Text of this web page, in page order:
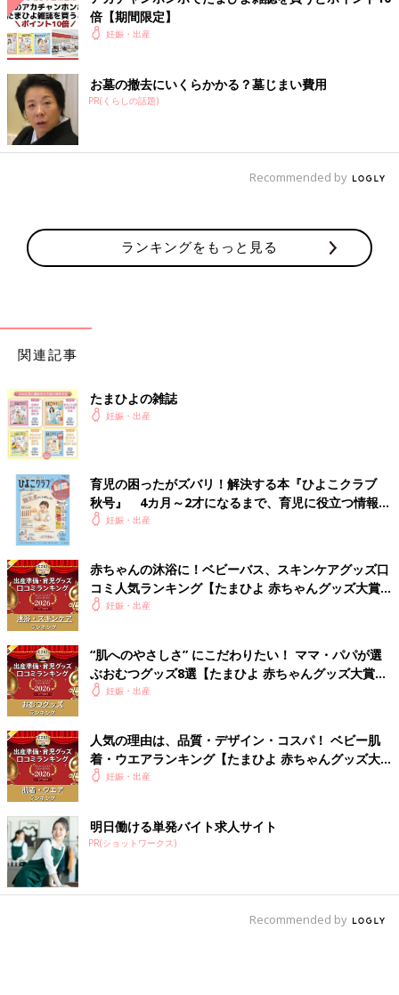
倍【期間限定】
妊娠・出産
お墓の撤去にいくらかかる？墓じまい費用
PR(くらしの話題)
Recommended by
ランキングをもっと見る
関連記事
たまひよの雑誌
妊娠・出産
育児の困ったがズバリ！解決する本『ひよこクラブ
秋号』 4カ月～2才になるまで、育児に役立つ情報が
いっぱい！
妊娠・出産
赤ちゃんの沐浴に！ベビーバス、スキンケアグッズ口
コミ人気ランキング【たまひよ 赤ちゃんグッズ大賞
2026】
妊娠・出産
“肌へのやさしさ” にこだわりたい！ ママ・パパが選
ぶおむつグッズ8選【たまひよ 赤ちゃんグッズ大賞
2026】
妊娠・出産
人気の理由は、品質・デザイン・コスパ！ ベビー肌
着・ウエアランキング【たまひよ 赤ちゃんグッズ大
賞2026】
妊娠・出産
明日働ける単発バイト求人サイト
PR(ショットワークス)
Recommended by